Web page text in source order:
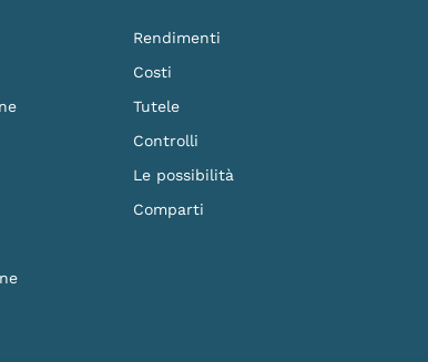
Rendimenti
Costi
Tutele
Controlli
Le possibilità
Comparti